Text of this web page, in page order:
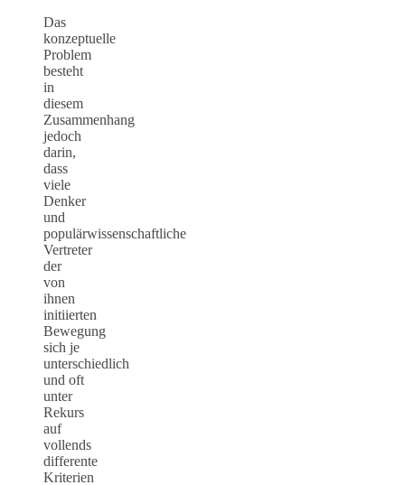
Das
konzeptuelle
Problem
besteht
in
diesem
Zusammenhang
jedoch
darin,
dass
viele
Denker
und
populärwissenschaftliche
Vertreter
der
von
ihnen
initiierten
Bewegung
sich je
unterschiedlich
und oft
unter
Rekurs
auf
vollends
differente
Kriterien